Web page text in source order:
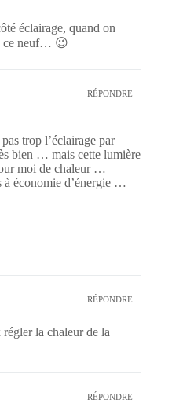
éclairage, quand on
ce neuf… 😉
RÉPONDRE
trop l’éclairage par
bien … mais cette lumière
moi de chaleur …
à économie d’énergie …
RÉPONDRE
la chaleur de la
RÉPONDRE